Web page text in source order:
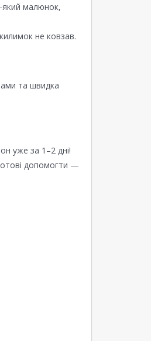
який малюнок,
не ковзав.
та швидка
уже за 1–2 дні!
допомогти —